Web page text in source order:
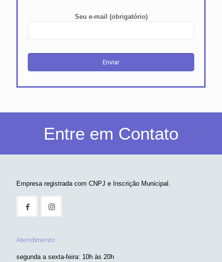
Seu e-mail (obrigatório)
Entre em Contato
Empresa registrada com CNPJ e Inscrição Municipal.
Atendimento
segunda a sexta-feira: 10h às 20h